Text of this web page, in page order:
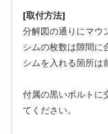
[取付方法]
分解図の通りにマウ
シムの枚数は隙間に
シムを入れる箇所は
付属の黒いボルト
てください。